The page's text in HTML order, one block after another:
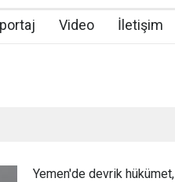
Video İletişim
Yemen'de devrik hükümet,